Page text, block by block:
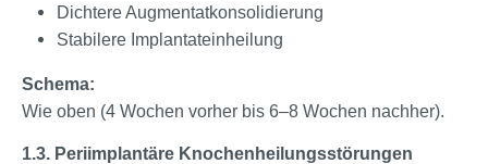
Dichtere Augmentatkonsolidierung
Stabilere Implantateinheilung
Schema:
Wie oben (4 Wochen vorher bis 6–8 Wochen nachher).
1.3. Periimplantäre Knochenheilungsstörungen